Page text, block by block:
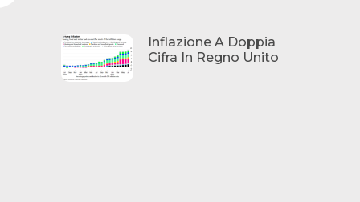
Inflazione A Doppia
Cifra In Regno Unito